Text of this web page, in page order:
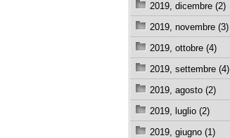
2019, dicembre (2)
2019, novembre (3)
2019, ottobre (4)
2019, settembre (4)
2019, agosto (2)
2019, luglio (2)
2019, giugno (1)